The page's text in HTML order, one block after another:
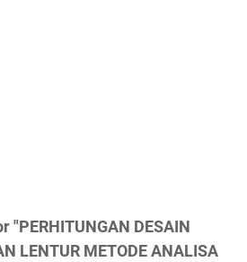
"PERHITUNGAN DESAIN
LENTUR METODE ANALISA